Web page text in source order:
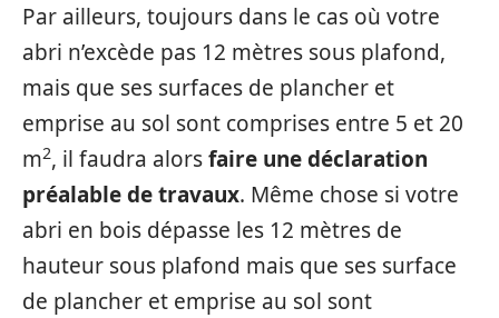
Par ailleurs, toujours dans le cas où votre
abri n’excède pas 12 mètres sous plafond,
mais que ses surfaces de plancher et
emprise au sol sont comprises entre 5 et 20
m2, il faudra alorsfaire une déclaration
préalable de travaux. Même chose si votre
abri en bois dépasse les 12 mètres de
hauteur sous plafond mais que ses surface
de plancher et emprise au sol sont